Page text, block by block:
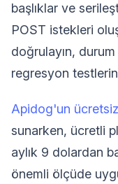
başlıklar ve
POST istekleri
doğrulayın, durum
regresyon
Apidog'un
sunarken, ücretli
aylık 9 dolardan
önemli ölçüde